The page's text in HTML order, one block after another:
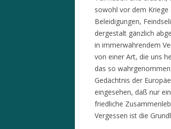
sowohl vor dem
Beleidigungen,
dergestalt gänzlich
in immerwährendem
von einer Art, die uns
das so
Gedächtnis der
eingesehen, daß nur
friedliche
Vergessen ist die